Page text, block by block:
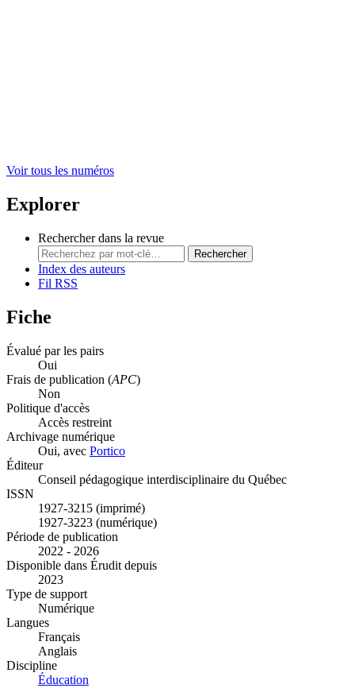
Voir tous les numéros
Explorer
Rechercher dans la revue
Rechercher
Index des auteurs
Fil RSS
Fiche
Évalué par les pairs
Oui
Frais de publication (APC)
Non
Politique d'accès
Accès restreint
Archivage numérique
Oui, avec Portico
Éditeur
Conseil pédagogique interdisciplinaire du Québec
ISSN
1927-3215 (imprimé)
1927-3223 (numérique)
Période de publication
2022 - 2026
Disponible dans Érudit depuis
2023
Type de support
Numérique
Langues
Français
Anglais
Discipline
Éducation